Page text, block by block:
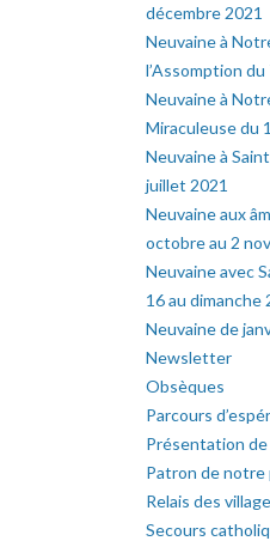
décembre 2021
Neuvaine à
l’Assomption
Neuvaine à
Miraculeuse du
Neuvaine à
juillet 2021
Neuvaine aux
octobre au 2
Neuvaine avec
16 au dimanche
Neuvaine de
Newsletter
Obsèques
Parcours
Présentation de
Patron de notre
Relais des
Secours